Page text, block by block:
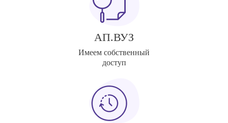
АП.ВУЗ
Имеем собственный
доступ